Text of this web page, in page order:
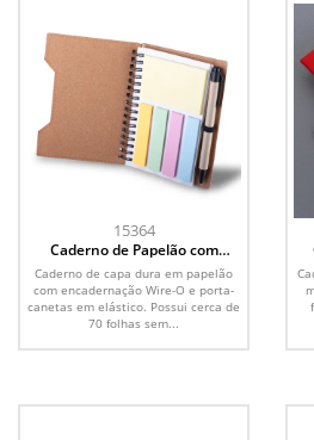
15364
Caderno de Papelão com
Caneta
Caderno de capa dura em papelão
com encadernação Wire-O e porta-
canetas em elástico. Possui cerca de
70 folhas sem...